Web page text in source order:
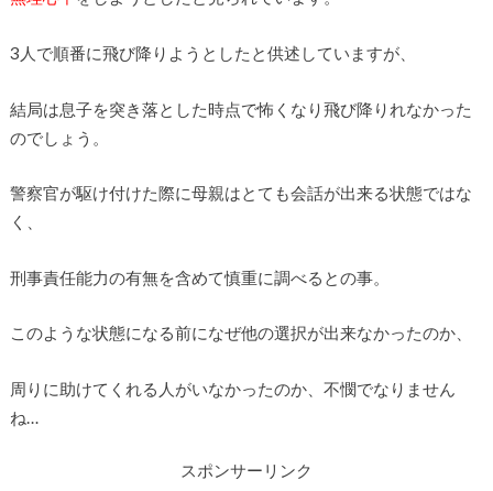
3人で順番に飛び降りようとしたと供述していますが、
結局は息子を突き落とした時点で怖くなり飛び降りれなかった
のでしょう。
警察官が駆け付けた際に母親はとても会話が出来る状態ではな
く、
刑事責任能力の有無を含めて慎重に調べるとの事。
このような状態になる前になぜ他の選択が出来なかったのか、
周りに助けてくれる人がいなかったのか、不憫でなりません
ね…
スポンサーリンク